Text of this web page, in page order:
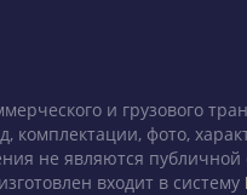
и грузового
комплектации, фото,
не являются публичной
входит в систему